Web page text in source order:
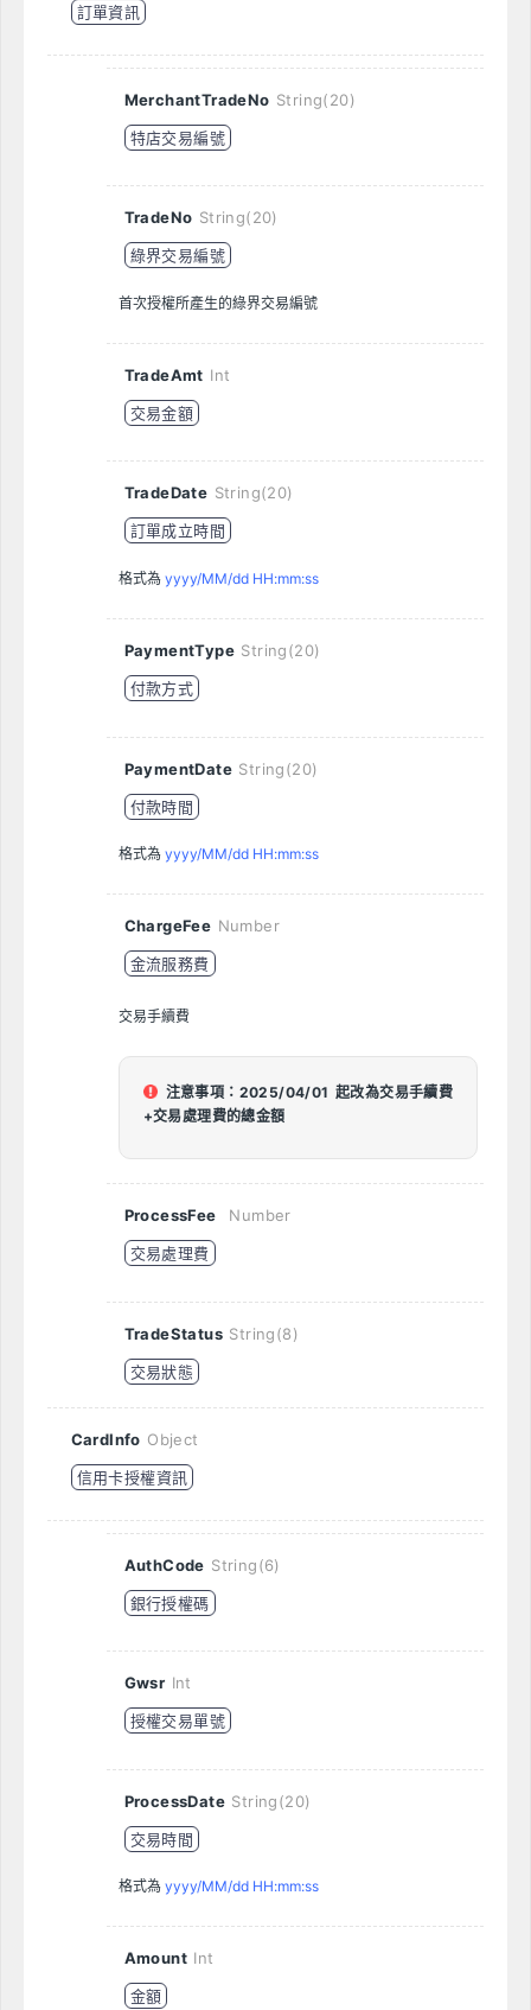
訂單資訊
MerchantTradeNo String(20)
特店交易編號
TradeNo String(20)
綠界交易編號
首次授權所產生的綠界交易編號
TradeAmt Int
交易金額
TradeDate String(20)
訂單成立時間
格式為 yyyy/MM/dd HH:mm:ss
PaymentType String(20)
付款方式
PaymentDate String(20)
付款時間
格式為 yyyy/MM/dd HH:mm:ss
ChargeFee Number
金流服務費
交易手續費
注意事項：2025/04/01 起改為交易手續費
+交易處理費的總金額
ProcessFee Number
交易處理費
TradeStatus String(8)
交易狀態
CardInfo Object
信用卡授權資訊
AuthCode String(6)
銀行授權碼
Gwsr Int
授權交易單號
ProcessDate String(20)
交易時間
格式為 yyyy/MM/dd HH:mm:ss
Amount Int
金額